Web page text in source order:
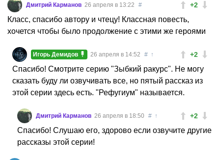
+2
Дмитрий Карманов 26 апреля в 13:22 #
Класс, спасибо автору и чтецу! Классная повесть,
хочется чтобы было продолжение с этими же героями
+2
Игорь Демидов 26 апреля в 14:52 # ↑
Спасибо! Смотрите серию "Зыбкий ракурс". Не могу
сказать буду ли озвучивать все, но пятый рассказ из
этой серии здесь есть. "Рефугиум" называется.
+2
Дмитрий Карманов 26 апреля в 18:50 # ↑
Спасибо! Слушаю его, здорово если озвучите другие
рассказы этой серии!